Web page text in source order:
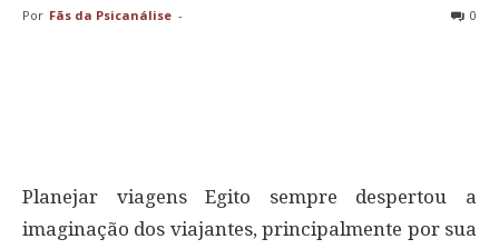
Por Fãs da Psicanálise - 0
Planejar viagens Egito sempre despertou a
imaginação dos viajantes, principalmente por sua